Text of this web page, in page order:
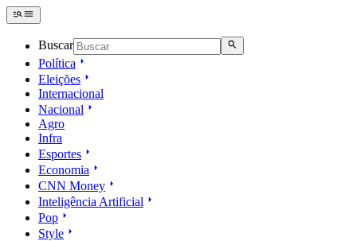
Buscar
Política
Eleições
Internacional
Nacional
Agro
Infra
Esportes
Economia
CNN Money
Inteligência Artificial
Pop
Style